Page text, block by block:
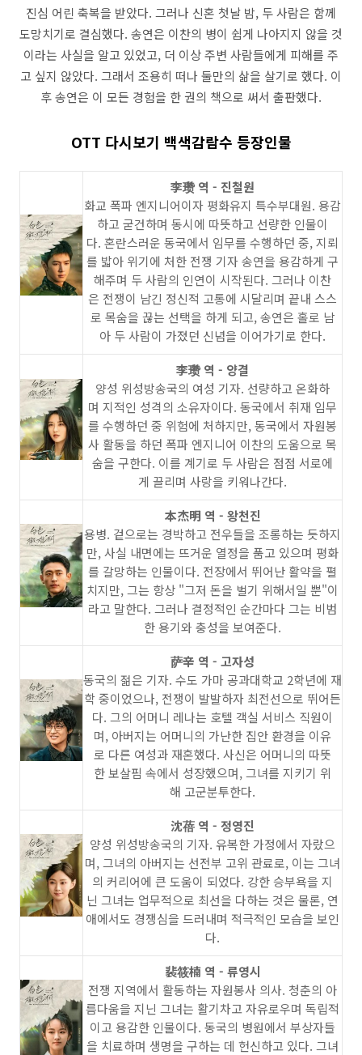
진심 어린 축복을 받았다. 그러나 신혼 첫날 밤, 두 사람은 함께
도망치기로 결심했다. 송연은 이찬의 병이 쉽게 나아지지 않을 것
이라는 사실을 알고 있었고, 더 이상 주변 사람들에게 피해를 주
고 싶지 않았다. 그래서 조용히 떠나 둘만의 삶을 살기로 했다. 이
후 송연은 이 모든 경험을 한 권의 책으로 써서 출판했다.
OTT 다시보기 백색감람수 등장인물
李瓒 역 - 진철원
화교 폭파 엔지니어이자 평화유지 특수부대원. 용감
하고 굳건하며 동시에 따뜻하고 선량한 인물이
다. 혼란스러운 동국에서 임무를 수행하던 중, 지뢰
를 밟아 위기에 처한 전쟁 기자 송연을 용감하게 구
해주며 두 사람의 인연이 시작된다. 그러나 이찬
은 전쟁이 남긴 정신적 고통에 시달리며 끝내 스스
로 목숨을 끊는 선택을 하게 되고, 송연은 홀로 남
아 두 사람이 가졌던 신념을 이어가기로 한다.
李瓒 역 - 양결
양성 위성방송국의 여성 기자. 선량하고 온화하
며 지적인 성격의 소유자이다. 동국에서 취재 임무
를 수행하던 중 위험에 처하지만, 동국에서 자원봉
사 활동을 하던 폭파 엔지니어 이찬의 도움으로 목
숨을 구한다. 이를 계기로 두 사람은 점점 서로에
게 끌리며 사랑을 키워나간다.
本杰明 역 - 왕천진
용병. 겉으로는 경박하고 전우들을 조롱하는 듯하지
만, 사실 내면에는 뜨거운 열정을 품고 있으며 평화
를 갈망하는 인물이다. 전장에서 뛰어난 활약을 펼
치지만, 그는 항상 "그저 돈을 벌기 위해서일 뿐"이
라고 말한다. 그러나 결정적인 순간마다 그는 비범
한 용기와 충성을 보여준다.
萨辛 역 - 고자성
동국의 젊은 기자. 수도 가마 공과대학교 2학년에 재
학 중이었으나, 전쟁이 발발하자 최전선으로 뛰어든
다. 그의 어머니 레나는 호텔 객실 서비스 직원이
며, 아버지는 어머니의 가난한 집안 환경을 이유
로 다른 여성과 재혼했다. 사신은 어머니의 따뜻
한 보살핌 속에서 성장했으며, 그녀를 지키기 위
해 고군분투한다.
沈蓓 역 - 정영진
양성 위성방송국의 기자. 유복한 가정에서 자랐으
며, 그녀의 아버지는 선전부 고위 관료로, 이는 그녀
의 커리어에 큰 도움이 되었다. 강한 승부욕을 지
닌 그녀는 업무적으로 최선을 다하는 것은 물론, 연
애에서도 경쟁심을 드러내며 적극적인 모습을 보인
다.
裴筱楠 역 - 류영시
전쟁 지역에서 활동하는 자원봉사 의사. 청춘의 아
름다움을 지닌 그녀는 활기차고 자유로우며 독립적
이고 용감한 인물이다. 동국의 병원에서 부상자들
을 치료하며 생명을 구하는 데 헌신하고 있다. 그녀